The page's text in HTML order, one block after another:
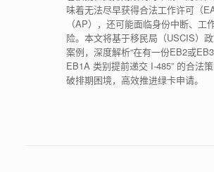
味着无法尽早获得合法工作许可（
（AP），还可能面临身份中断、工
险。本文将基于移民局（USCIS）
案例，深度解析“在有一份EB2或
EB1A 类别提前递交 I-485” 的合法
破排期困境，高效推进绿卡申请。